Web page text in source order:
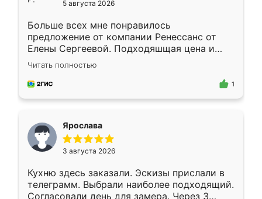
5 августа 2026
Больше всех мне понравилось
предложение от компании Ренессанс от
Елены Сергеевой. Подходяшщая цена и
короткие сроки изготовления. Приехавший
для замера сотрудник Владислав
предложил по моему эскизу самый
Читать полностью
1
Ярослава
3 августа 2026
Кухню здесь заказали. Эскизы прислали в
телеграмм. Выбрали наиболее подходящий.
Согласовали день для замера. Через 3